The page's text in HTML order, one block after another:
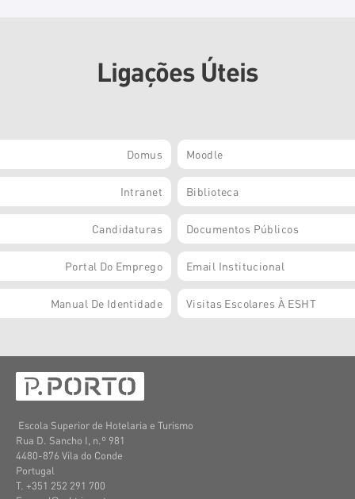
Ligações Úteis
Domus Moodle
Intranet Biblioteca
Candidaturas Documentos Públicos
Portal Do Emprego Email Institucional
Manual De Identidade Visitas Escolares À ESHT
Escola Superior de Hotelaria e Turismo
Rua D. Sancho I, n.º 981
4480-876 Vila do Conde
Portugal
T. +351 252 291 700